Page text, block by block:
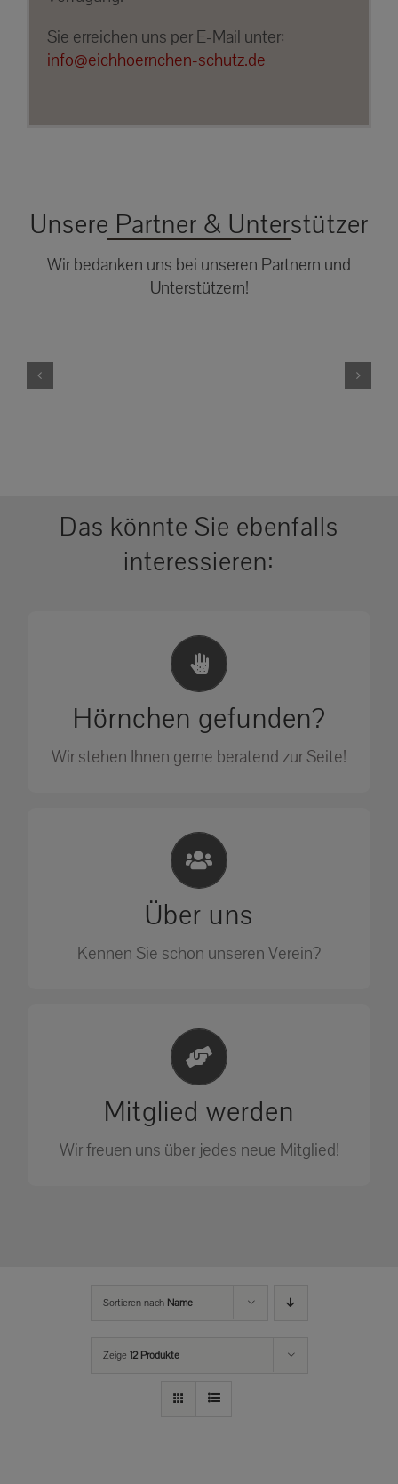
Sie erreichen uns per E-Mail unter:
info@eichhoernchen-schutz.de
Unsere Partner & Unterstützer
Wir bedanken uns bei unseren Partnern und
Unterstützern!
Das könnte Sie ebenfalls
interessieren:
Hörnchen gefunden?
Wir stehen Ihnen gerne beratend zur Seite!
Erste Hilfe Maßnahmen
Ihr Anruf kann Leben retten!
Über uns
Kennen Sie schon unseren Verein?
Eichhörnchen Schutz e.V.
Wir sehen nicht weg, wir retten!
Mitglied werden
Wir freuen uns über jedes neue Mitglied!
Jetzt Mitglied werden
Unterstützen Sie unseren Verein als
Mitglied.
MITGLIED WERDEN
Sortieren nach Name
Zeige 12 Produkte